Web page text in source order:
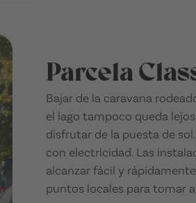
Parcela
Bajar de la caravana
el lago tampoco queda
disfrutar de la puesta de
con electricidad. Las
alcanzar fácil y
puntos locales para tomar